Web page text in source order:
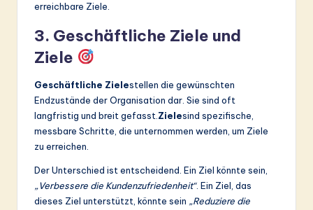
erreichbare Ziele.
3. Geschäftliche Ziele und
Ziele
Geschäftliche Zielestellen die gewünschten
Endzustände der Organisation dar. Sie sind oft
langfristig und breit gefasst. Zielesind spezifische,
messbare Schritte, die unternommen werden, um Ziele
zu erreichen.
Der Unterschied ist entscheidend. Ein Ziel könnte sein,
„Verbessere die Kundenzufriedenheit“. Ein Ziel, das
dieses Ziel unterstützt, könnte sein „Reduziere die